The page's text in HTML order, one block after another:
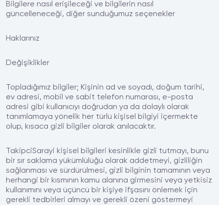
Bilgilere nasıl erişileceği ve bilgilerin nasıl
güncelleneceği, diğer sunduğumuz seçenekler
Haklarınız
Değişiklikler
Topladığımız bilgiler; Kişinin ad ve soyadı, doğum tarihi,
ev adresi, mobil ve sabit telefon numarası, e-posta
adresi gibi kullanıcıyı doğrudan ya da dolaylı olarak
tanımlamaya yönelik her türlü kişisel bilgiyi içermekte
olup, kısaca gizli bilgiler olarak anılacaktır.
TakipciSarayi kişisel bilgileri kesinlikle gizli tutmayı, bunu
bir sır saklama yükümlülüğü olarak addetmeyi, gizliliğin
sağlanması ve sürdürülmesi, gizli bilginin tamamının veya
herhangi bir kısmının kamu alanına girmesini veya yetkisiz
kullanımını veya üçüncü bir kişiye ifşasını önlemek için
gerekli tedbirleri almayı ve gerekli özeni göstermeyi